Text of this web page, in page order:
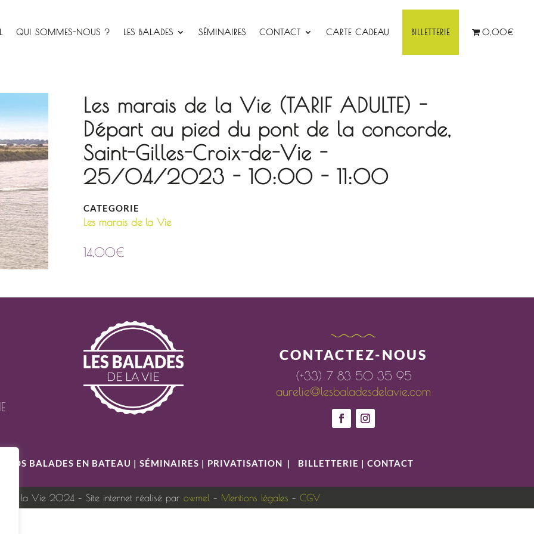
QUI SOMMES-NOUS ? LES BALADES SÉMINAIRES CONTACT CARTE CADEAU BILLETTERIE 0,00€
Les marais de la Vie (TARIF ADULTE) -
Départ au pied du pont de la concorde,
Saint-Gilles-Croix-de-Vie -
25/04/2023 - 10:00 - 11:00
CATEGORIE
Les marais de la Vie
14,00€
CONTACTEZ-NOUS
(+33) 7 83 50 35 95
aurelie@lesbaladesdelavie.com
NOS BALADES EN BATEAU | SÉMINAIRES | PRIVATISATION | BILLETTERIE | CONTACT
de la Vie 2024 – Site internet réalisé par owmel – Mentions légales – CGV